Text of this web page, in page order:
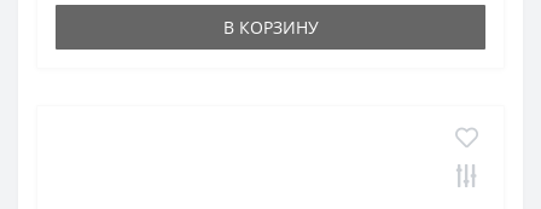
В КОРЗИНУ